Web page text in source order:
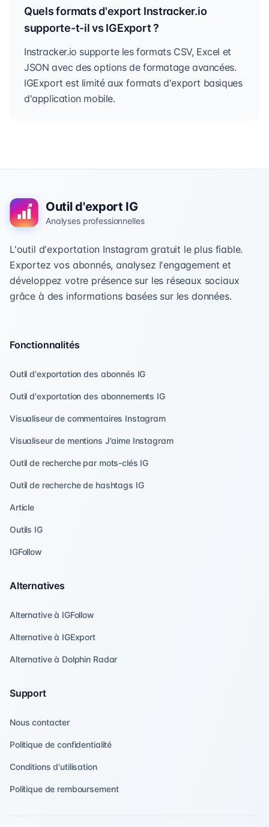
Quels formats d'export Instracker.io
supporte-t-il vs IGExport ?
Instracker.io supporte les formats CSV, Excel et
JSON avec des options de formatage avancées.
IGExport est limité aux formats d'export basiques
d'application mobile.
Outil d'export IG
Analyses professionnelles
L'outil d'exportation Instagram gratuit le plus fiable.
Exportez vos abonnés, analysez l'engagement et
développez votre présence sur les réseaux sociaux
grâce à des informations basées sur les données.
Fonctionnalités
Outil d'exportation des abonnés IG
Outil d'exportation des abonnements IG
Visualiseur de commentaires Instagram
Visualiseur de mentions J'aime Instagram
Outil de recherche par mots-clés IG
Outil de recherche de hashtags IG
Article
Outils IG
IGFollow
Alternatives
Alternative à IGFollow
Alternative à IGExport
Alternative à Dolphin Radar
Support
Nous contacter
Politique de confidentialité
Conditions d'utilisation
Politique de remboursement